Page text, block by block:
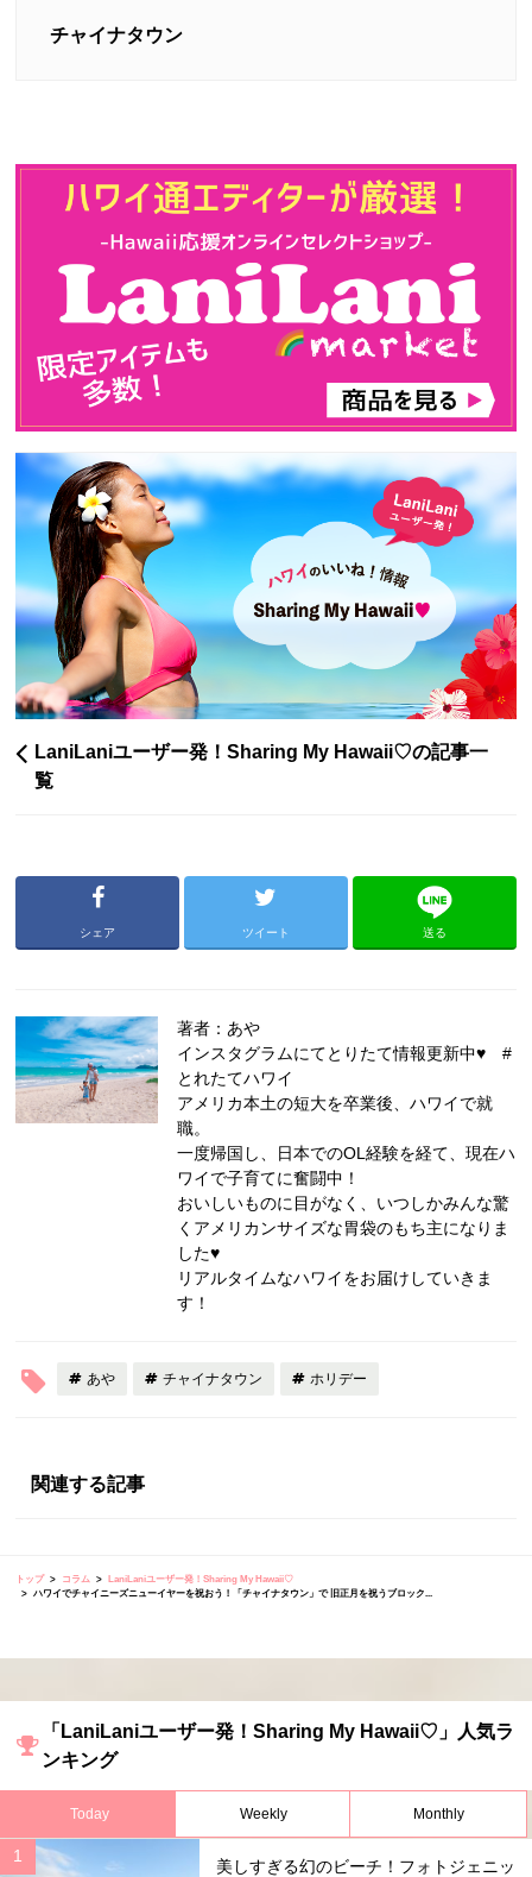
チャイナタウン
LaniLaniユーザー発！Sharing My Hawaii♡の記事一
覧
シェア ツイート 送る
著者：あや
インスタグラムにてとりたて情報更新中♥ #
とれたてハワイ
アメリカ本土の短大を卒業後、ハワイで就
職。
一度帰国し、日本でのOL経験を経て、現在ハ
ワイで子育てに奮闘中！
おいしいものに目がなく、いつしかみんな驚
くアメリカンサイズな胃袋のもち主になりま
した♥
リアルタイムなハワイをお届けしていきま
す！
あや チャイナタウン ホリデー
関連する記事
トップ コラム
LaniLaniユーザー発！Sharing My Hawaii♡
ハワイでチャイニーズニューイヤーを祝おう！「チャイナタウン」で 旧正月を祝うブロック...
「LaniLaniユーザー発！Sharing My Hawaii♡」人気ラ
ンキング
Today Weekly Monthly
美しすぎる幻のビーチ！フォトジェニッ